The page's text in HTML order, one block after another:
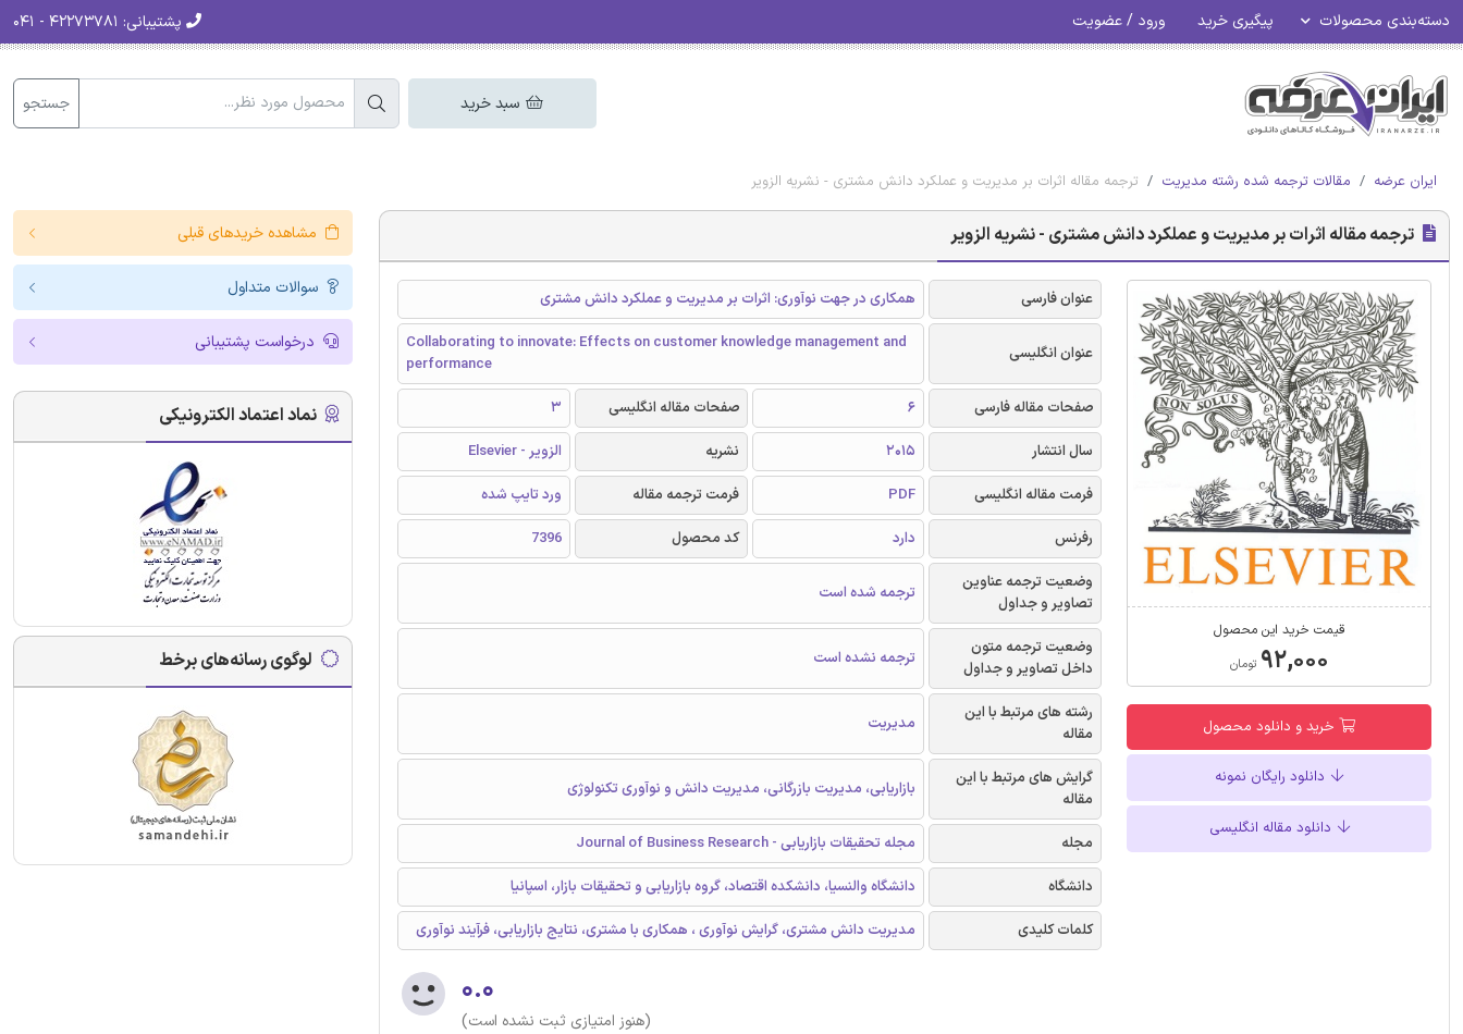
دسته‌بندی محصولات پیگیری خرید ورود / عضویت پشتیبانی:
سبد خرید جستجو
ایران عرضه مقالات ترجمه شده رشته مدیریت ترجمه مقاله اثرات بر مدیریت و عملکرد دانش مشتری - نشریه الزویر
ترجمه مقاله اثرات بر مدیریت و عملکرد دانش مشتری - نشریه الزویر
قیمت خرید این محصول
۹۲,۰۰۰ تومان
خرید و دانلود محصول
دانلود رایگان نمونه
دانلود مقاله انگلیسی
عنوان فارسی همکاری در جهت نوآوری: اثرات بر مدیریت و عملکرد دانش مشتری
عنوان انگلیسی
Collaborating to innovate: Effects on customer knowledge management and
performance
صفحات مقاله فارسی
6 صفحات مقاله انگلیسی
3
سال انتشار
2015 نشریه
الزویر - Elsevier
فرمت مقاله انگلیسی
PDF فرمت ترجمه مقاله
ورد تایپ شده
رفرنس
دارد کد محصول
7396
وضعیت ترجمه عناوین
تصاویر و جداول
ترجمه شده است
وضعیت ترجمه متون
داخل تصاویر و جداول
ترجمه نشده است
رشته های مرتبط با این
مقاله
مدیریت
گرایش های مرتبط با این
مقاله
بازاریابی، مدیریت بازرگانی، مدیریت دانش و نوآوری تکنولوژی
مجله
مجله تحقیقات بازاریابی - Journal of Business Research
دانشگاه
دانشگاه والنسیا، دانشکده اقتصاد، گروه بازاریابی و تحقیقات بازار، اسپانیا
کلمات کلیدی
مدیریت دانش مشتری، گرایش نوآوری ، همکاری با مشتری، نتایج بازاریابی، فرآیند نوآوری
۰.۰
(هنوز امتیازی ثبت نشده است)
مشاهده خریدهای قبلی
سوالات متداول
درخواست پشتیبانی
نماد اعتماد الکترونیکی
لوگوی رسانه‌های برخط